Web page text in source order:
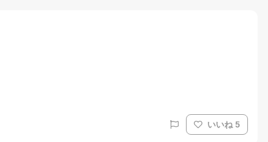
いいね 5